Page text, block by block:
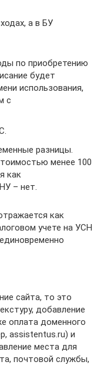
а в БУ
по приобретению
будет
использования,
с
разницы.
менее 100
как
– нет.
как
учете на УСН
сайта, то это
добавление
оплата доменного
assistentus.ru) и
места для
почтовой службы,